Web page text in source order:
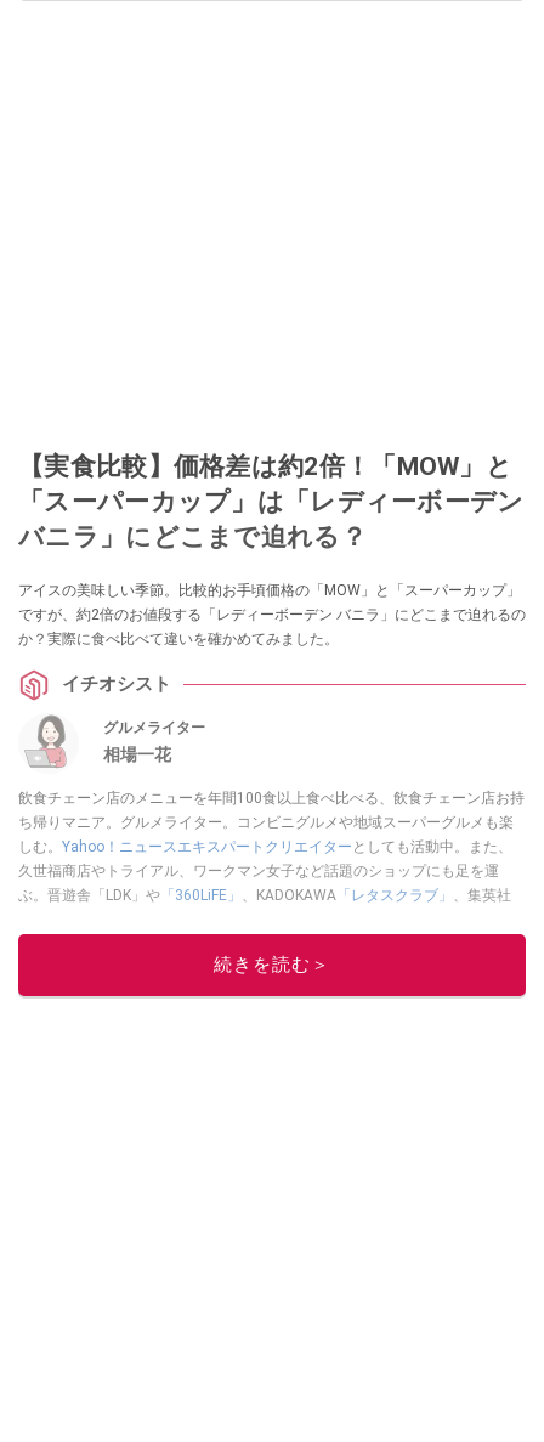
【実食比較】価格差は約2倍！「MOW」と
「スーパーカップ」は「レディーボーデン
バニラ」にどこまで迫れる？
アイスの美味しい季節。比較的お手頃価格の「MOW」と「スーパーカップ」
ですが、約2倍のお値段する「レディーボーデン バニラ」にどこまで迫れるの
か？実際に食べ比べて違いを確かめてみました。
イチオシスト
グルメライター
相場一花
飲食チェーン店のメニューを年間100食以上食べ比べる、飲食チェーン店お持
ち帰りマニア。グルメライター。コンビニグルメや地域スーパーグルメも楽
しむ。 Yahoo！ニュースエキスパートクリエイター としても活動中。また、
久世福商店やトライアル、ワークマン女子など話題のショップにも足を運
ぶ。晋遊舎「LDK」や 「360LiFE」 、KADOKAWA 「レタスクラブ」
、集英社
ルメライター、食の専門家として出演実績あり。
続きを読む＞